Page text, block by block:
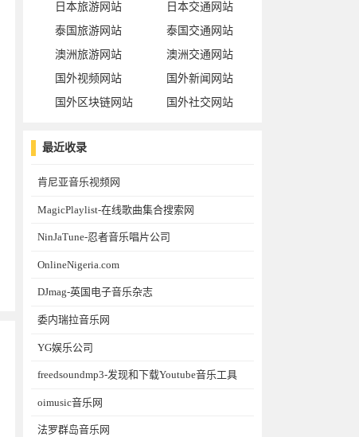
日本旅游网站
日本交通网站
泰国旅游网站
泰国交通网站
澳洲旅游网站
澳洲交通网站
国外视频网站
国外新闻网站
国外区块链网站
国外社交网站
最近收录
肯尼亚音乐视频网
MagicPlaylist-在线歌曲集合搜索网
NinJaTune-忍者音乐唱片公司
OnlineNigeria.com
DJmag-英国电子音乐杂志
委内瑞拉音乐网
YG娱乐公司
freedsoundmp3-发现和下载Youtube音乐工具
oimusic音乐网
法罗群岛音乐网